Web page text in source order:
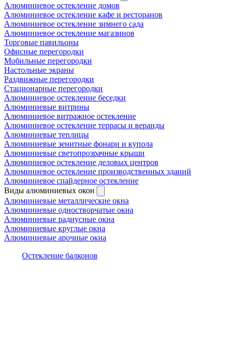
Алюминиевое остекление домов
Алюминиевое остекление кафе и ресторанов
Алюминиевое остекление зимнего сада
Алюминиевое остекление магазинов
Торговые павильоны
Офисные перегородки
Мобильные перегородки
Настольные экраны
Раздвижные перегородки
Стационарные перегородки
Алюминиевое остекление беседки
Алюминиевые витрины
Алюминиевое витражное остекление
Алюминиевое остекление террасы и веранды
Алюминиевые теплицы
Алюминиевые зенитные фонари и купола
Алюминиевые светопрозрачные крыши
Алюминиевое остекление деловых центров
Алюминиевое остекление производственных зданий
Алюминиевое спайдерное остекление
Виды алюминиевых окон
Алюминиевые металлические окна
Алюминиевые одностворчатые окна
Алюминиевые радиусные окна
Алюминиевые круглые окна
Алюминиевые арочные окна
Остекление балконов